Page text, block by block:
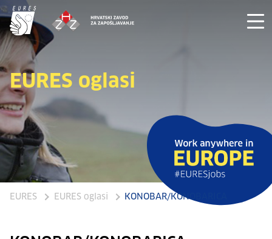
EURES oglasi
EURES EURES oglasi KONOBAR/KONOBARICA